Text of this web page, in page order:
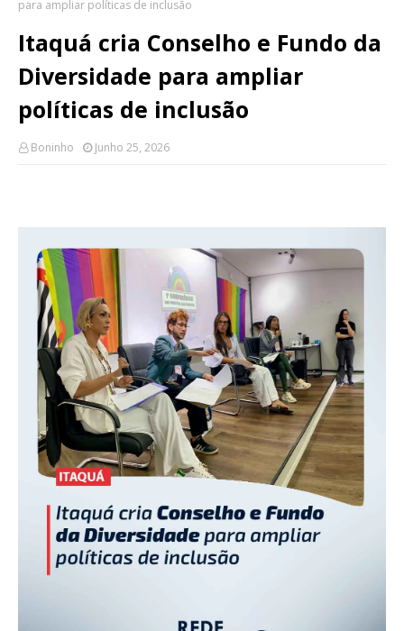
para ampliar políticas de inclusão
Itaquá cria Conselho e Fundo da
Diversidade para ampliar
políticas de inclusão
Boninho Junho 25, 2026